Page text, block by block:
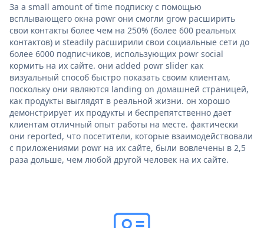
За a small amount of time подписку с помощью
всплывающего окна powr они смогли grow расширить
свои контакты более чем на 250% (более 600 реальных
контактов) и steadily расширили свои социальные сети до
более 6000 подписчиков, использующих powr social
кормить на их сайте. они added powr slider как
визуальный способ быстро показать своим клиентам,
поскольку они являются landing on домашней страницей,
как продукты выглядят в реальной жизни. он хорошо
демонстрирует их продукты и беспрепятственно дает
клиентам отличный опыт работы на месте. фактически
они reported, что посетители, которые взаимодействовали
с приложениями powr на их сайте, были вовлечены в 2,5
раза дольше, чем любой другой человек на их сайте.